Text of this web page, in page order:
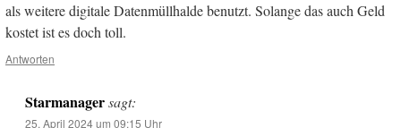
als weitere digitale Datenmüllhalde benutzt. Solange das auch Geld
kostet ist es doch toll.
Antworten
Starmanager sagt:
25. April 2024 um 09:15 Uhr